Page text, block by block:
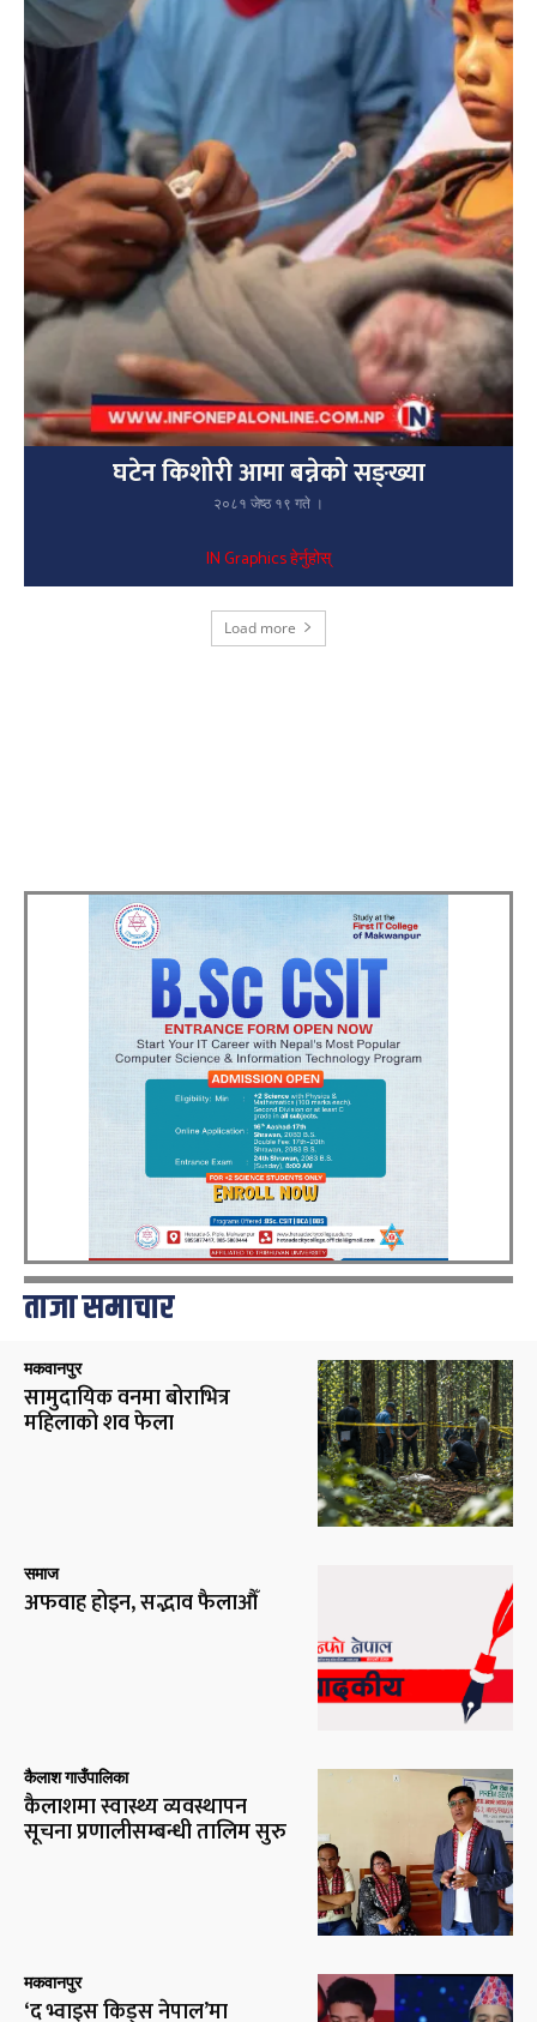
घटेन किशोरी आमा बन्नेको सङ्ख्या
२०८१ जेष्ठ १९ गते ।
IN Graphics हेर्नुहोस्
Load more
ताजा समाचार
मकवानपुर
सामुदायिक वनमा बोराभित्र
महिलाको शव फेला
समाज
अफवाह होइन, सद्भाव फैलाऔँ
कैलाश गाउँपालिका
कैलाशमा स्वास्थ्य व्यवस्थापन
सूचना प्रणालीसम्बन्धी तालिम सुरु
मकवानपुर
‘द भ्वाइस किड्स नेपाल’मा